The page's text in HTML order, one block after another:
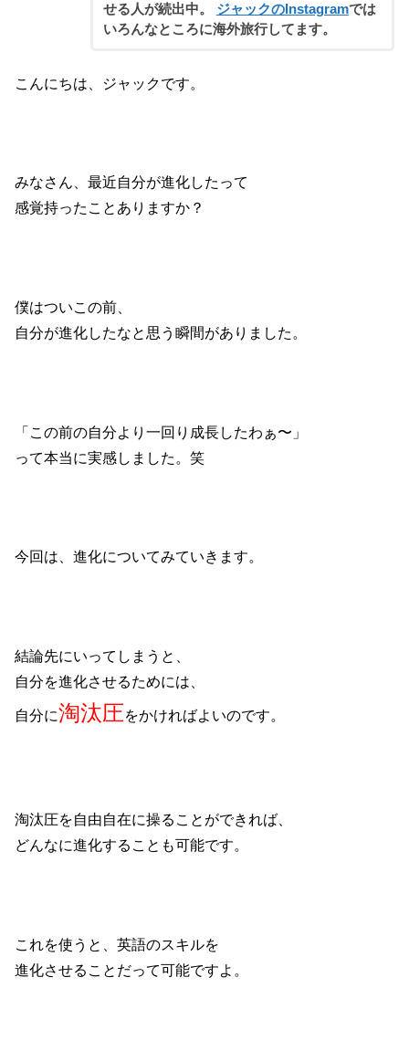
せる人が続出中。 ジャックのInstagramでは
いろんなところに海外旅行してます。
こんにちは、ジャックです。
みなさん、最近自分が進化したって
感覚持ったことありますか？
僕はついこの前、
自分が進化したなと思う瞬間がありました。
「この前の自分より一回り成長したわぁ〜」
って本当に実感しました。笑
今回は、進化についてみていきます。
結論先にいってしまうと、
自分を進化させるためには、
自分に淘汰圧をかければよいのです。
淘汰圧を自由自在に操ることができれば、
どんなに進化することも可能です。
これを使うと、英語のスキルを
進化させることだって可能ですよ。